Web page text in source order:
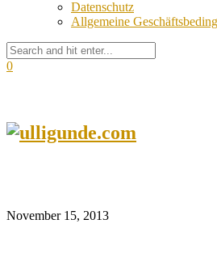
Datenschutz
Allgemeine
0
November 15, 2013